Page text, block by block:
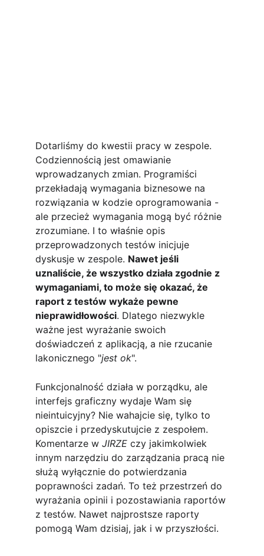
Dotarliśmy do kwestii pracy w zespole.
Codziennością jest omawianie
wprowadzanych zmian. Programiści
przekładają wymagania biznesowe na
rozwiązania w kodzie oprogramowania -
ale przecież wymagania mogą być różnie
zrozumiane. I to właśnie opis
przeprowadzonych testów inicjuje
dyskusje w zespole. Nawet jeśli
uznaliście, że wszystko działa zgodnie z
wymaganiami, to może się okazać, że
raport z testów wykaże pewne
nieprawidłowości. Dlatego niezwykle
ważne jest wyrażanie swoich
doświadczeń z aplikacją, a nie rzucanie
lakonicznego "jest ok".
Funkcjonalność działa w porządku, ale
interfejs graficzny wydaje Wam się
nieintuicyjny? Nie wahajcie się, tylko to
opiszcie i przedyskutujcie z zespołem.
Komentarze w JIRZE czy jakimkolwiek
innym narzędziu do zarządzania pracą nie
służą wyłącznie do potwierdzania
poprawności zadań. To też przestrzeń do
wyrażania opinii i pozostawiania raportów
z testów. Nawet najprostsze raporty
pomogą Wam dzisiaj, jak i w przyszłości.